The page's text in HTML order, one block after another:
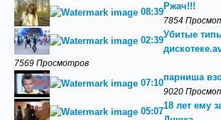
08:39
Ржач!!!
7854
02:39
Убитые
7569 Просмотров
07:10
парниша
9020
05:07
18 лет ему